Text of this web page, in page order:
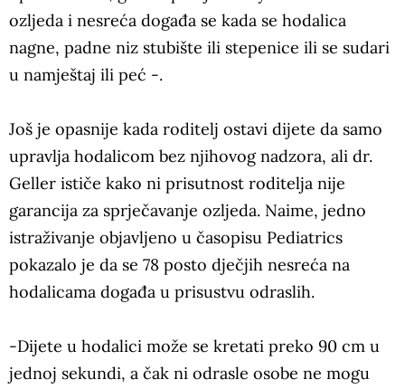
ozljeda i nesreća događa se kada se hodalica
nagne, padne niz stubište ili stepenice ili se sudari
u namještaj ili peć -.
Još je opasnije kada roditelj ostavi dijete da samo
upravlja hodalicom bez njihovog nadzora, ali dr.
Geller ističe kako ni prisutnost roditelja nije
garancija za sprječavanje ozljeda. Naime, jedno
istraživanje objavljeno u časopisu Pediatrics
pokazalo je da se 78 posto dječjih nesreća na
hodalicama događa u prisustvu odraslih.
-Dijete u hodalici može se kretati preko 90 cm u
jednoj sekundi, a čak ni odrasle osobe ne mogu